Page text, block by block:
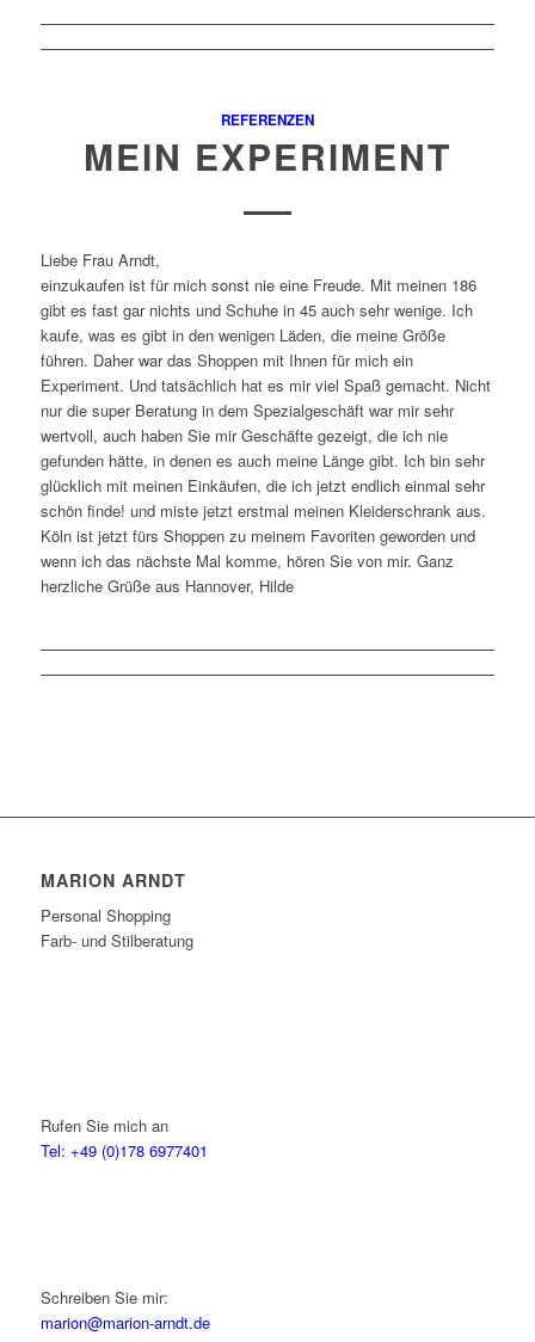
REFERENZEN
MEIN EXPERIMENT
Liebe Frau Arndt,
einzukaufen ist für mich sonst nie eine Freude. Mit meinen 186
gibt es fast gar nichts und Schuhe in 45 auch sehr wenige. Ich
kaufe, was es gibt in den wenigen Läden, die meine Größe
führen. Daher war das Shoppen mit Ihnen für mich ein
Experiment. Und tatsächlich hat es mir viel Spaß gemacht. Nicht
nur die super Beratung in dem Spezialgeschäft war mir sehr
wertvoll, auch haben Sie mir Geschäfte gezeigt, die ich nie
gefunden hätte, in denen es auch meine Länge gibt. Ich bin sehr
glücklich mit meinen Einkäufen, die ich jetzt endlich einmal sehr
schön finde! und miste jetzt erstmal meinen Kleiderschrank aus.
Köln ist jetzt fürs Shoppen zu meinem Favoriten geworden und
wenn ich das nächste Mal komme, hören Sie von mir. Ganz
herzliche Grüße aus Hannover, Hilde
MARION ARNDT
Personal Shopping
Farb- und Stilberatung
Rufen Sie mich an
Tel: +49 (0)178 6977401
Schreiben Sie mir:
marion@marion-arndt.de